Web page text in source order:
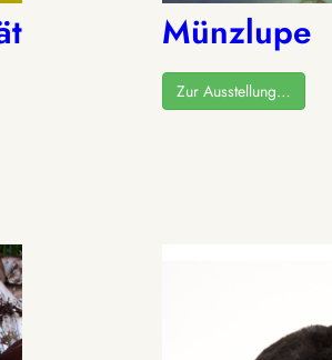
Münzlupe
Zur Ausstellung…